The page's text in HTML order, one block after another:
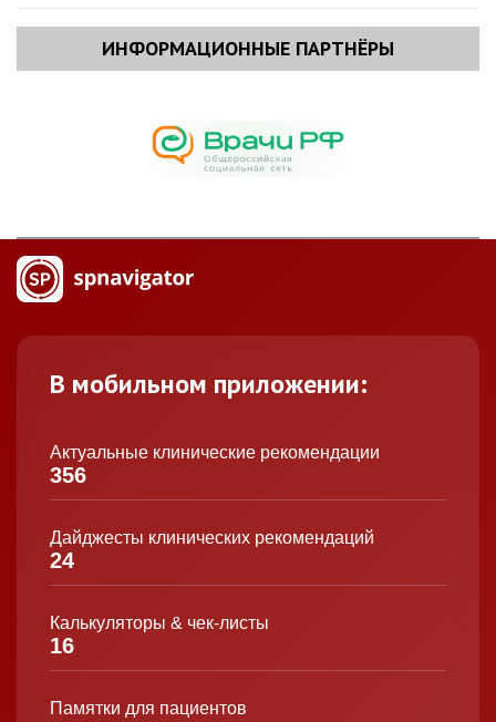
ИНФОРМАЦИОННЫЕ ПАРТНЁРЫ
В мобильном приложении:
Актуальные клинические рекомендации
356
Дайджесты клинических рекомендаций
24
Калькуляторы & чек-листы
16
Памятки для пациентов